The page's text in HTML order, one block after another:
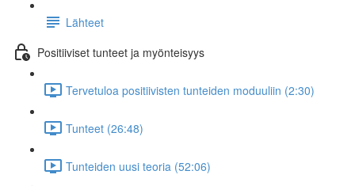
Lähteet
Positiiviset tunteet ja myönteisyys
Tervetuloa positiivisten tunteiden moduuliin (2:30)
Tunteet (26:48)
Tunteiden uusi teoria (52:06)